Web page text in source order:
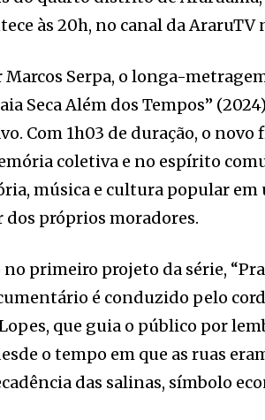
às 20h, no canal da AraruTV
Serpa, o longa-
Seca Além dos Tempos”
Com 1h03 de duração, o
coletiva e no espírito
música e cultura popular
dos próprios moradores.
primeiro projeto da série,
é conduzido pelo
que guia o público por
o tempo em que as ruas
das salinas, símbolo